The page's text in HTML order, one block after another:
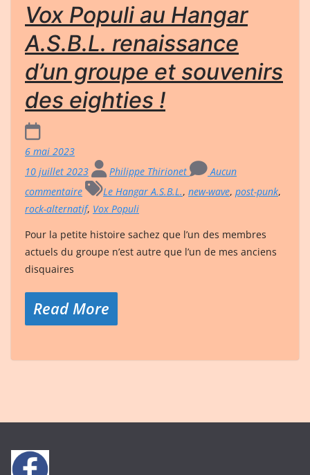
Vox Populi au Hangar
A.S.B.L. renaissance
d’un groupe et souvenirs
des eighties !
6 mai 2023
10 juillet 2023
Philippe Thirionet
Aucun
commentaire
Le Hangar A.S.B.L., new-wave, post-punk,
rock-alternatif, Vox Populi
Pour la petite histoire sachez que l’un des membres
actuels du groupe n’est autre que l’un de mes anciens
disquaires
Read More